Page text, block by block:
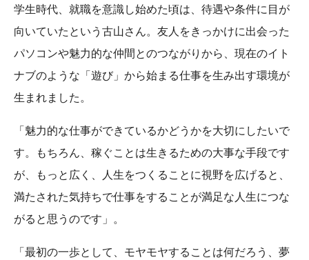
学生時代、就職を意識し始めた頃は、待遇や条件に目が
向いていたという古山さん。友人をきっかけに出会った
パソコンや魅力的な仲間とのつながりから、現在のイト
ナブのような「遊び」から始まる仕事を生み出す環境が
生まれました。
「魅力的な仕事ができているかどうかを大切にしたいで
す。もちろん、稼ぐことは生きるための大事な手段です
が、もっと広く、人生をつくることに視野を広げると、
満たされた気持ちで仕事をすることが満足な人生につな
がると思うのです」。
「最初の一歩として、モヤモヤすることは何だろう、夢